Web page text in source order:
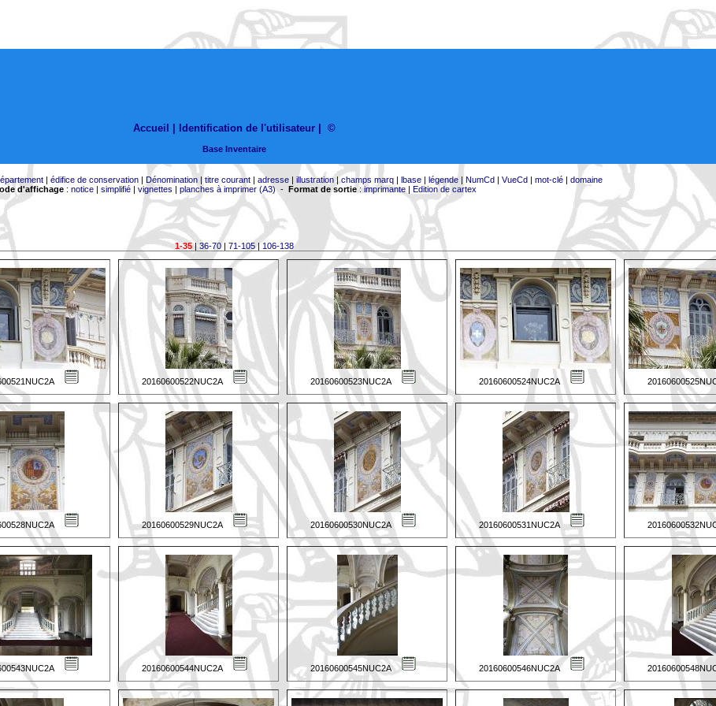
Accueil | Identification de l'utilisateur ©
Base Inventaire
| édifice de conservation| Dénomination| titre courant| adresse| illustration|champs marq| lbase| légende| NumCd| VueCd| mot-clé| domaine
d'affichage: notice| simplifié| vignettes | planches à imprimer (A3)- Format de sortie:imprimante| Edition de cartex
1-35|36-70| 71-105| 106-138
20160600522NUC2A 20160600523NUC2A 20160600524NUC2A
20160600529NUC2A 20160600530NUC2A 20160600531NUC2A
20160600544NUC2A 20160600545NUC2A 20160600546NUC2A